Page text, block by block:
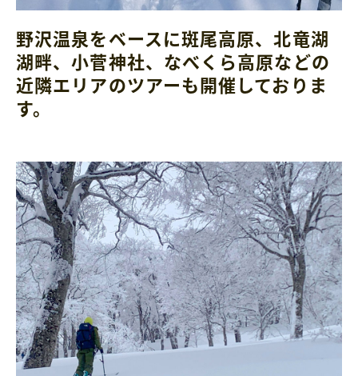
野沢温泉をベースに斑尾高原、北竜湖
湖畔、小菅神社、なべくら高原などの
近隣エリアのツアーも開催しておりま
す。